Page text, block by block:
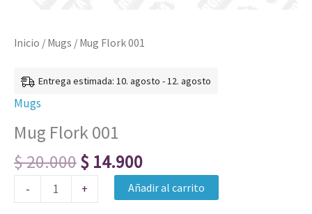
Inicio / Mugs / Mug Flork 001
Entrega estimada: 10. agosto - 12. agosto
Mugs
Mug Flork 001
$20.000$ 14.900
- + Añadir al carrito